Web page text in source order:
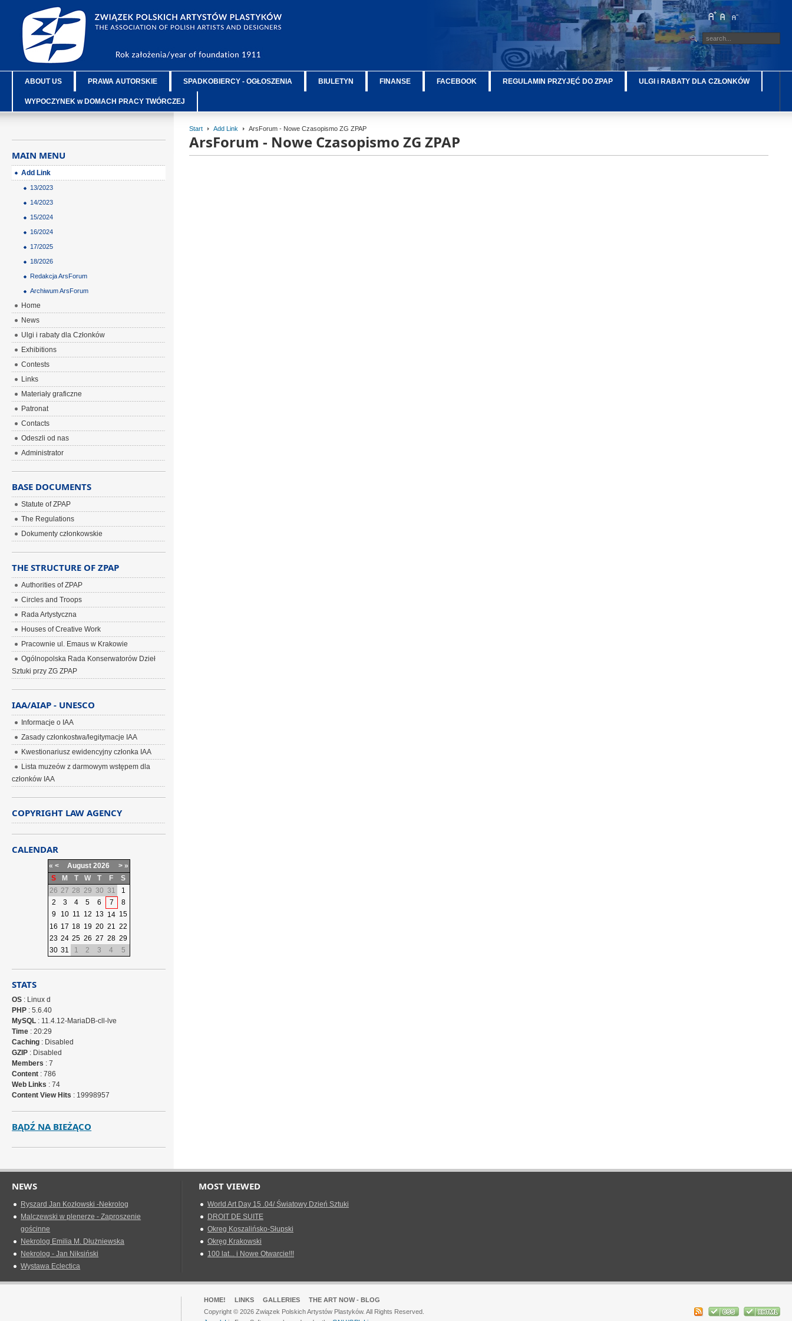
ABOUT US PRAWA AUTORSKIE SPADKOBIERCY - OGŁOSZENIA BIULETYN FINANSE FACEBOOK REGULAMIN PRZYJĘĆ DO ZPAP ULGI i RABATY DLA CZŁONKÓW
WYPOCZYNEK w DOMACH PRACY TWÓRCZEJ
Start Add Link ArsForum - Nowe Czasopismo ZG ZPAP
ArsForum - Nowe Czasopismo ZG ZPAP
MAIN MENU
Add Link
13/2023
14/2023
15/2024
16/2024
17/2025
18/2026
Redakcja ArsForum
Archiwum ArsForum
Home
News
Ulgi i rabaty dla Członków
Exhibitions
Contests
Links
Materiały graficzne
Patronat
Contacts
Odeszli od nas
Administrator
BASE DOCUMENTS
Statute of ZPAP
The Regulations
Dokumenty członkowskie
THE STRUCTURE OF ZPAP
Authorities of ZPAP
Circles and Troops
Rada Artystyczna
Houses of Creative Work
Pracownie ul. Emaus w Krakowie
Ogólnopolska Rada Konserwatorów Dzieł
Sztuki przy ZG ZPAP
IAA/AIAP - UNESCO
Informacje o IAA
Zasady członkostwa/legitymacje IAA
Kwestionariusz ewidencyjny członka IAA
Lista muzeów z darmowym wstępem dla
członków IAA
COPYRIGHT LAW AGENCY
CALENDAR
« < August 2026 > »
S
M T W T F
S
26 27 28 29 30 31
1
2
3 4 5 6 7
8
9
10 11 12 13 14 15
16 17 18 19 20 21 22
23 24 25 26 27 28 29
30 31 1 2 3 4 5
STATS
OS : Linux d
PHP : 5.6.40
MySQL : 11.4.12-MariaDB-cll-lve
Time : 20:29
Caching : Disabled
GZIP : Disabled
Members : 7
Content : 786
Web Links : 74
Content View Hits : 19998957
BĄDŹ NA BIEŻĄCO
NEWS
Ryszard Jan Kozłowski -Nekrolog
Malczewski w plenerze - Zaproszenie
gościnne
Nekrolog Emilia M. Dłużniewska
Nekrolog - Jan Niksiński
Wystawa Eclectica
MOST VIEWED
World Art Day 15 .04/ Światowy Dzień Sztuki
DROIT DE SUITE
Okreg Koszalińsko-Słupski
Okręg Krakowski
100 lat... i Nowe Otwarcie!!!
HOME! LINKS GALLERIES
THE ART NOW - BLOG
Copyright © 2026 Związek Polskich Artystów Plastyków. All Rights Reserved.